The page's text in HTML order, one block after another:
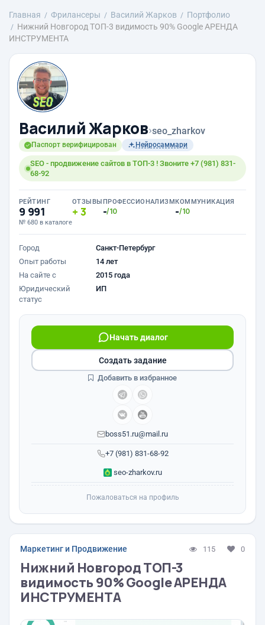
Главная Фрилансеры Василий Жарков
Портфолио
Нижний Новгород ТОП-3 видимость 90% Google АРЕНДА
ИНСТРУМЕНТА
Василий Жарков›seo_zharkov
Паспорт верифицирован Нейросаммари
SEO - продвижение сайтов в ТОП-3 ! Звоните +7 (981) 831-
68-92
РЕЙТИНГ
9 991
№ 680 в каталоге
ОТЗЫВЫ
3
ПРОФЕССИОНАЛИЗМ
-/10
КОММУНИКАЦИЯ
-/10
Город
Санкт-Петербург
Опыт работы
14 лет
На сайте с
2015 года
Юридический
статус
ИП
+7 (981) 831-68-92
Начать диалог
boss51.ru@mail.ru
seo-zharkov.ru
Создать задание
Добавить в избранное
Пожаловаться на профиль
Маркетинг и Продвижение 115 0
Нижний Новгород ТОП-3
видимость 90% Google АРЕНДА
ИНСТРУМЕНТА